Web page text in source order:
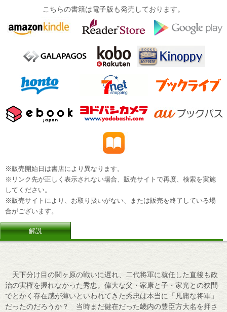
こちらの書籍は電子版も発売しております。
※販売開始日は書店により異なります。
※リンク先が正しく表示されない場合、販売サイトで再度、検索を実施
してください。
※販売サイトにより、お取り扱いがない、または販売を終了している場
合がございます。
解説
天下分け目の関ヶ原の戦いに遅れ、二代将軍に就任した直後も政
治の実権を握れなかった秀忠。偉大な父・家康と子・家光との狭間
でとかく存在感が薄いといわれてきた秀忠は本当に「凡庸な将軍」
だったのだろうか？ 当時まだ健在だった畿内の豊臣方大名を押さ